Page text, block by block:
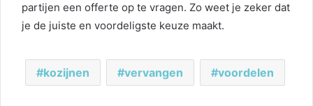
partijen een offerte op te vragen. Zo weet je zeker dat
je de juiste en voordeligste keuze maakt.
kozijnen vervangen voordelen